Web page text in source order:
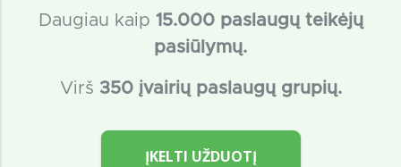
Daugiau kaip 15.000 paslaugų teikėjų
pasiūlymų.
Virš 350 įvairių paslaugų grupių.
ĮKELTI UŽDUOTĮ